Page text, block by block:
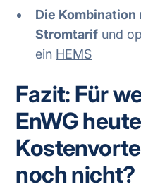
Die
Stromtarif und
ein HEMS
Fazit: Für
EnWG
noch nicht?